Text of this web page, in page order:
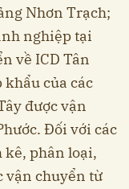
Nhơn Trạch;
nghiệp tại
về ICD Tân
khẩu của các
được vận
Đối với các
kê, phân loại,
vận chuyển từ